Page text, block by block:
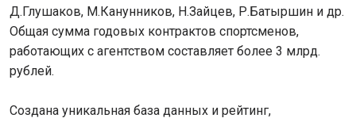
Д.Глушаков, М.Канунников, Н.Зайцев, Р.Батыршин и др.
Общая сумма годовых контрактов спортсменов,
работающих с агентством составляет более 3 млрд.
рублей.
Создана уникальная база данных и рейтинг,